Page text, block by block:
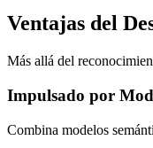
Ventajas del
Más allá del
Impulsado por
Combina modelos